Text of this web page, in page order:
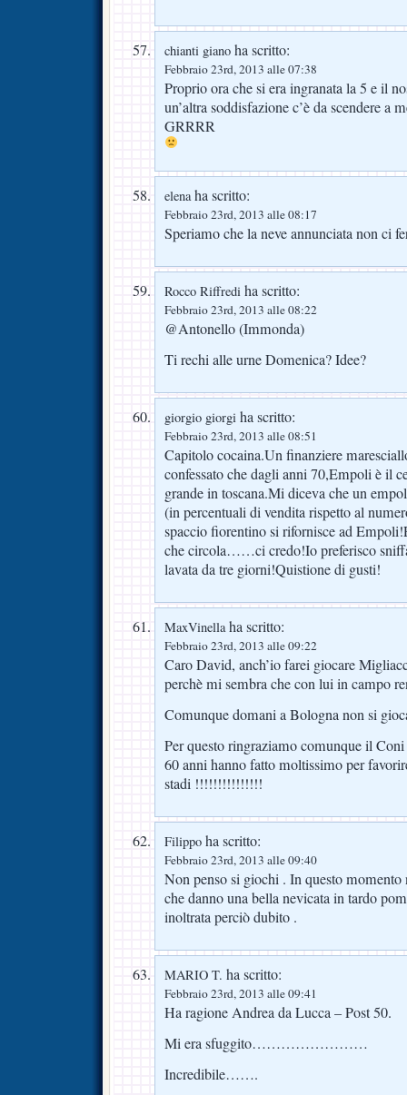
chianti giano ha scritto:
Febbraio 23rd, 2013 alle 07:38
Proprio ora che si era ingranata la 5 e il
un’altra soddisfazione c’è da scendere a
GRRRR
elenaha scritto:
Febbraio 23rd, 2013 alle 08:17
Speriamo che la neve annunciata non ci
Rocco Riffredi ha scritto:
Febbraio 23rd, 2013 alle 08:22
@Antonello (Immonda)
Ti rechi alle urne Domenica? Idee?
giorgio giorgi ha scritto:
Febbraio 23rd, 2013 alle 08:51
Capitolo cocaina.Un finanziere
confessato che dagli anni 70,Empoli è il
grande in toscana.Mi diceva che un
(in percentuali di vendita rispetto al
spaccio fiorentino si rifornisce ad
che circola……ci credo!Io preferisco
lavata da tre giorni!Quistione di gusti!
MaxVinellaha scritto:
Febbraio 23rd, 2013 alle 09:22
Caro David, anch’io farei giocare
perchè mi sembra che con lui in campo
Comunque domani a Bologna non si
Per questo ringraziamo comunque il
60 anni hanno fatto moltissimo per
stadi !!!!!!!!!!!!!!!
Filippo ha scritto:
Febbraio 23rd, 2013 alle 09:40
Non penso si giochi . In questo momento
che danno una bella nevicata in tardo
inoltrata perciò dubito .
MARIO T. ha scritto:
Febbraio 23rd, 2013 alle 09:41
Ha ragione Andrea da Lucca – Post 50.
Mi era sfuggito……………………
Incredibile…….